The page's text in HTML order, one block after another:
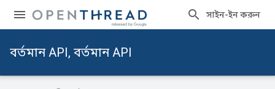
সাইন-ইন করুন
বর্তমান API, বর্তমান API